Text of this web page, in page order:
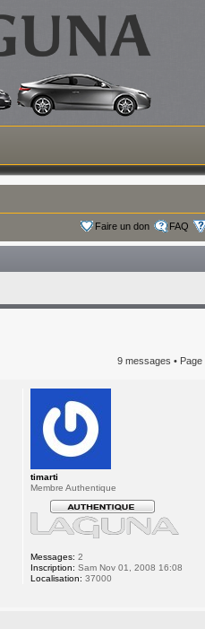
Faire un don FAQ
9 messages • Page
timarti
Membre Authentique
Messages: 2
Inscription: Sam Nov 01, 2008 16:08
Localisation: 37000